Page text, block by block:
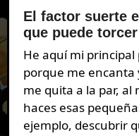
El factor suerte
que puede
He aquí mi
porque me encanta
me quita a la par, al
haces esas
ejemplo, descubrir